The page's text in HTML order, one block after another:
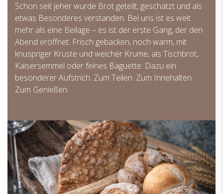
Schon seit jeher wurde Brot geteilt, geschätzt und als
etwas Besonderes verstanden. Bei uns ist es weit
mehr als eine Beilage – es ist der erste Gang, der den
Abend eröffnet. Frisch gebacken, noch warm, mit
knuspriger Kruste und weicher Krume, als Tischbrot,
Kaisersemmel oder feines Baguette. Dazu ein
besonderer Aufstrich. Zum Teilen. Zum Innehalten.
Zum Genießen.